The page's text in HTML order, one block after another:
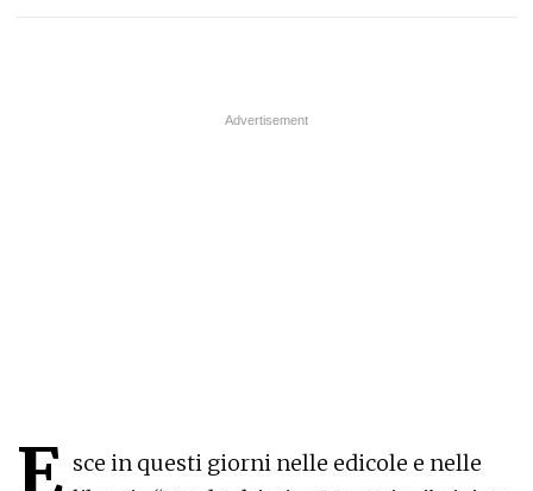
sce in questi giorni nelle edicole e nelle